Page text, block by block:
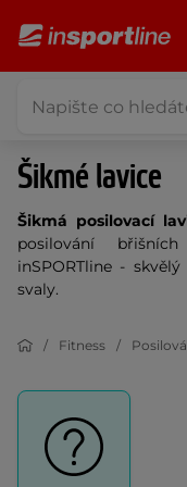
Šikmé lavice
Šikmá posilovací
posilování
inSPORTline -
svaly.
Fitness